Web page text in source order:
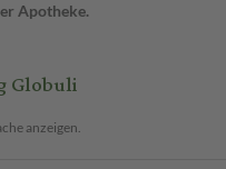
Apotheke.
Globuli
anzeigen.